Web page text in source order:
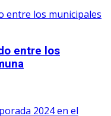
entre los